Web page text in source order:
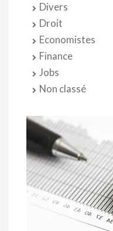
Divers
Droit
Economistes
Finance
Jobs
Non classé